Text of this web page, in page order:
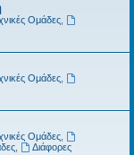
Ομάδες,
Ομάδες,
Ομάδες,
,
Διάφορες